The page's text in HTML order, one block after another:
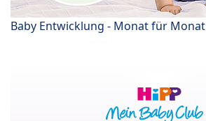
Baby Entwicklung - Monat für Monat